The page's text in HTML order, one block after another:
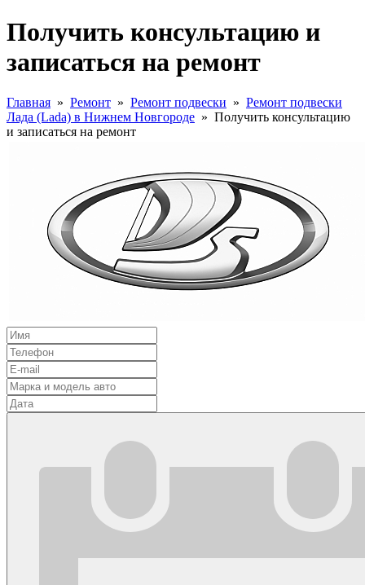
Получить консультацию и
записаться на ремонт
Главная » Ремонт » Ремонт подвески » Ремонт подвески
Лада (Lada) в Нижнем Новгороде » Получить консультацию
и записаться на ремонт